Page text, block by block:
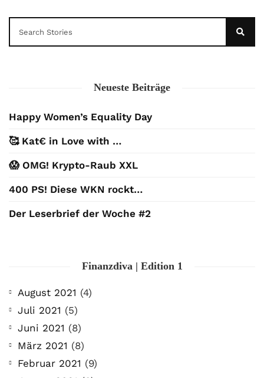
Neueste Beiträge
Happy Women’s Equality Day
🥰 Kat€ in Love with …
😱 OMG! Krypto-Raub XXL
400 PS! Diese WKN rockt…
Der Leserbrief der Woche #2
Finanzdiva | Edition 1
August 2021 (4)
Juli 2021 (5)
Juni 2021 (8)
März 2021 (8)
Februar 2021 (9)